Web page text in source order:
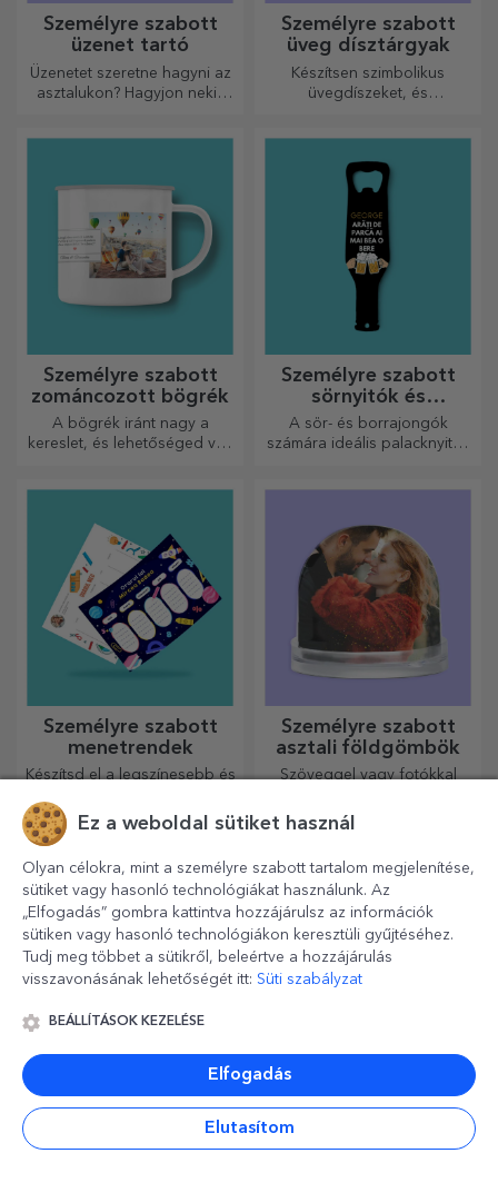
Személyre szabott
üzenet tartó
Üzenetet szeretne hagyni az
asztalukon? Hagyjon nekik
Személyre szabott
üveg dísztárgyak
Készítsen szimbolikus
üvegdíszeket, és
Személyre szabott
zománcozott bögrék
A bögrék iránt nagy a
kereslet, és lehetőséged van
nem törnek össze.
Személyre szabott
sörnyitók és
dugóhúzók
A sör- és borrajongók
számára ideális palacknyitók
Személyre szabott
menetrendek
Készítsd el a legszínesebb és
Személyre szabott
asztali földgömbök
Szöveggel vagy fotókkal
szeretteinek egy különleges
Személyre szabott
szív alakú párnák
szeretettel ajándékozd meg
Személyre szabott
strandpapucsok
Cuki papucsok, készen állnak
a barnulásra! Melyik modellt
Ez a weboldal sütiket használ
Olyan célokra, mint a személyre szabott tartalom megjelenítése,
sütiket vagy hasonló technológiákat használunk. Az
„Elfogadás” gombra kattintva hozzájárulsz az információk
sütiken vagy hasonló technológiákon keresztüli gyűjtéséhez.
Tudj meg többet a sütikről, beleértve a hozzájárulás
visszavonásának lehetőségét itt: Süti szabályzat
BEÁLLÍTÁSOK KEZELÉSE
Elfogadás
Elutasítom